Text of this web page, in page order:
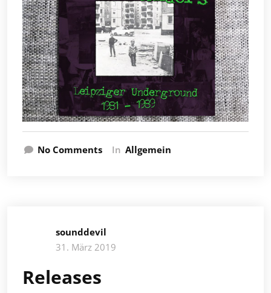
No Comments In Allgemein
sounddevil
31. März 2019
Releases